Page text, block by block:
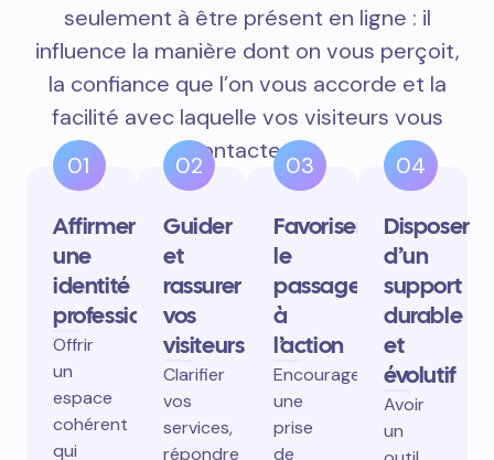
seulement à être présent en ligne : il
influence la manière dont on vous perçoit,
la confiance que l’on vous accorde et la
facilité avec laquelle vos visiteurs vous
contactent.
01
Affirmer
une
identité
professionnelle
Offrir
un
espace
cohérent
qui
02
Guider
et
rassurer
vos
visiteurs
Clarifier
vos
services,
répondre
03
Favoriser
le
passage
à
l’action
Encourager
une
prise
de
04
Disposer
d’un
support
durable
et
évolutif
Avoir
un